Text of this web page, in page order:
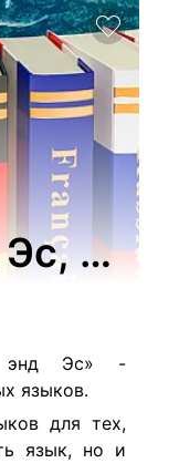
энд Эс» -
языков.
для тех,
язык, но и